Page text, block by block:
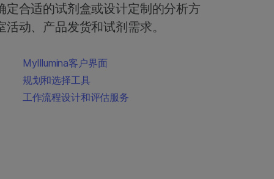
合适的试剂盒或设计定制的分析方
动、产品发货和试剂需求。
MyIllumina客户界面
规划和选择工具
工作流程设计和评估服务